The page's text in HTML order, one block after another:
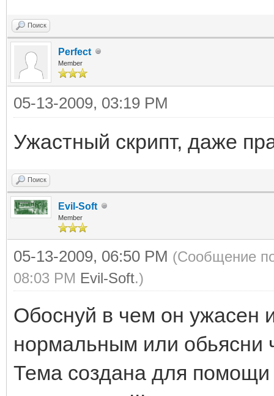
Поиск
Perfect
Member
05-13-2009, 03:19 PM
Ужастный скрипт, даже
Поиск
Evil-Soft
Member
05-13-2009, 06:50 PM (Сообщение
08:03 PM Evil-Soft.)
Обоснуй в чем он ужасен
нормальным или обьясни
Тема создана для